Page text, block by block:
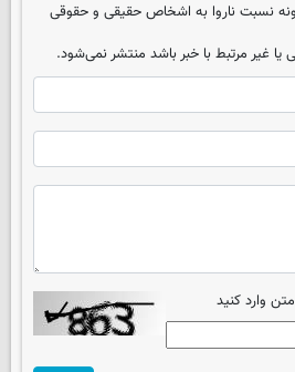
نسبت ناروا به اشخاص حقیقی و حقوقی
یا غیر مرتبط با خبر باشد منتشر نمی‌شود.
وارد کنید